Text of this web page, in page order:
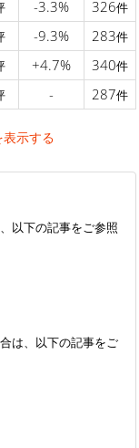
-3.3% 326件
-9.3% 283件
+4.7% 340件
- 287件
示する
以下の記事をご参照
は、以下の記事をご